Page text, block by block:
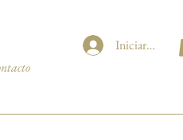
Iniciar sesión